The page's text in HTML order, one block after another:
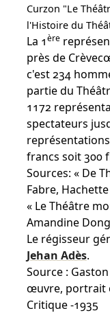
Curzon "Le
l'Histoire du
La 1ère
près de
c'est 234
partie du
1172
spectateurs
francs soit 300
Sources: « De
Fabre,
« Le Théâtre
Amandine
Le régisseur
Jehan Adès.
Source :
œuvre, portrait
Critique -1935